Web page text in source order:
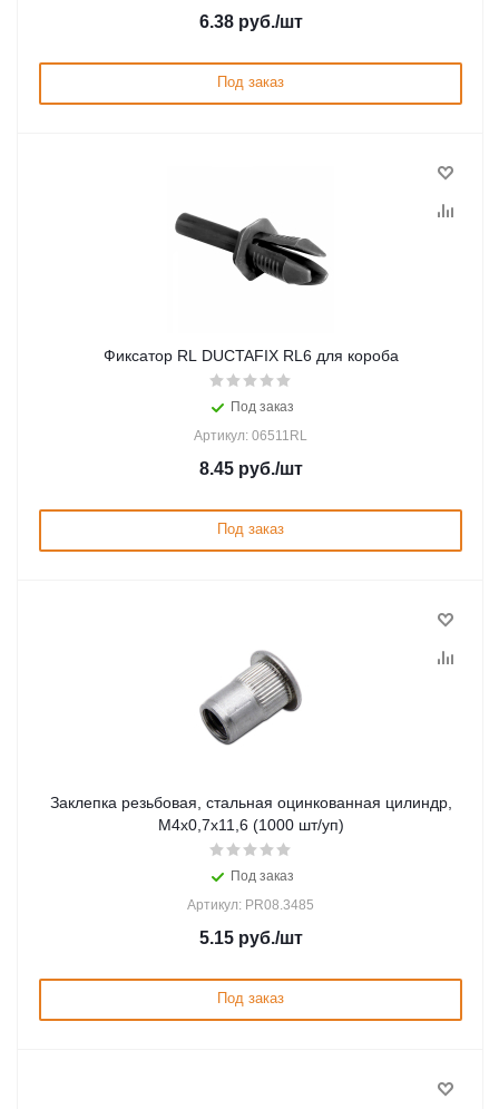
6.38руб./шт
Под заказ
Фиксатор RL DUCTAFIX RL6 для короба
Под заказ
Артикул: 06511RL
8.45руб./шт
Под заказ
Заклепка резьбовая, стальная оцинкованная цилиндр,
М4х0,7х11,6 (1000 шт/уп)
Под заказ
Артикул: PR08.3485
5.15руб./шт
Под заказ